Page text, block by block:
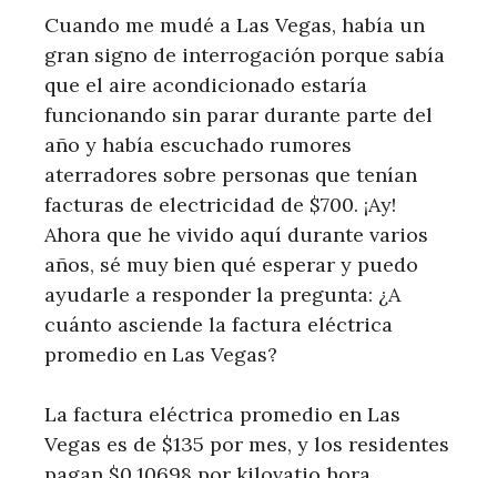
Cuando me mudé a Las Vegas, había un
gran signo de interrogación porque sabía
que el aire acondicionado estaría
funcionando sin parar durante parte del
año y había escuchado rumores
aterradores sobre personas que tenían
facturas de electricidad de $700. ¡Ay!
Ahora que he vivido aquí durante varios
años, sé muy bien qué esperar y puedo
ayudarle a responder la pregunta: ¿A
cuánto asciende la factura eléctrica
promedio en Las Vegas?
La factura eléctrica promedio en Las
Vegas es de $135 por mes, y los residentes